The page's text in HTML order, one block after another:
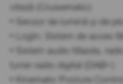
viteză (Cruisematic)
• Senzor de lumină și de
• LogIn: Sistem de acces
• Sistem audio Mazda,
tuner radio digital (DAB+)
• Kinematic Posture